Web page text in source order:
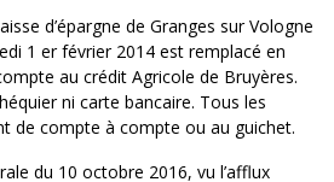
d’épargne de Granges sur Vologne
1 er février 2014 est remplacé en
au crédit Agricole de Bruyères.
ni carte bancaire. Tous les
de compte à compte ou au guichet.
du 10 octobre 2016, vu l’afflux